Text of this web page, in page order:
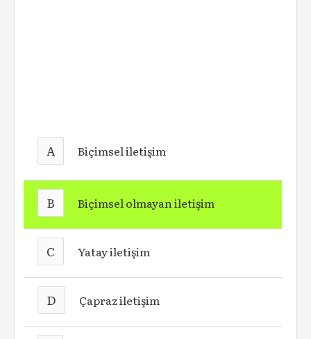
A Biçimsel iletişim
B Biçimsel olmayan iletişim
C Yatay iletişim
D Çapraz iletişim